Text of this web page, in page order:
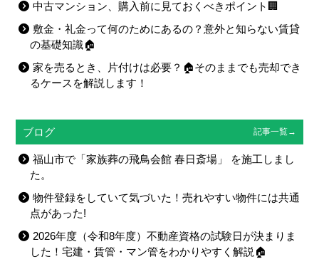
中古マンション、購入前に見ておくべきポイント🏢
敷金・礼金って何のためにあるの？意外と知らない賃貸
の基礎知識🏠
家を売るとき、片付けは必要？🏠そのままでも売却でき
るケースを解説します！
ブログ 記事一覧→
福山市で「家族葬の飛鳥会館 春日斎場」 を施工しまし
た。
物件登録をしていて気づいた！売れやすい物件には共通
点があった!
2026年度（令和8年度）不動産資格の試験日が決まりま
した！宅建・賃管・マン管をわかりやすく解説🏠